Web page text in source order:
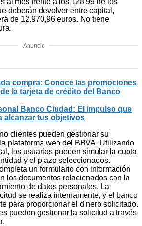
deberán devolver entre capital,
de 12.970,96 euros. No tiene
Anuncio
compra: Conoce las promociones
la tarjeta de crédito del Banco
Banco Ciudad: El impulso que
alcanzar tus objetivos
clientes pueden gestionar su
plataforma web del BBVA. Utilizando
los usuarios pueden simular la cuota
y el plazo seleccionados.
un formulario con información
los documentos relacionados con la
de datos personales. La
se realiza internamente, y el banco
para proporcionar el dinero solicitado.
pueden gestionar la solicitud a través